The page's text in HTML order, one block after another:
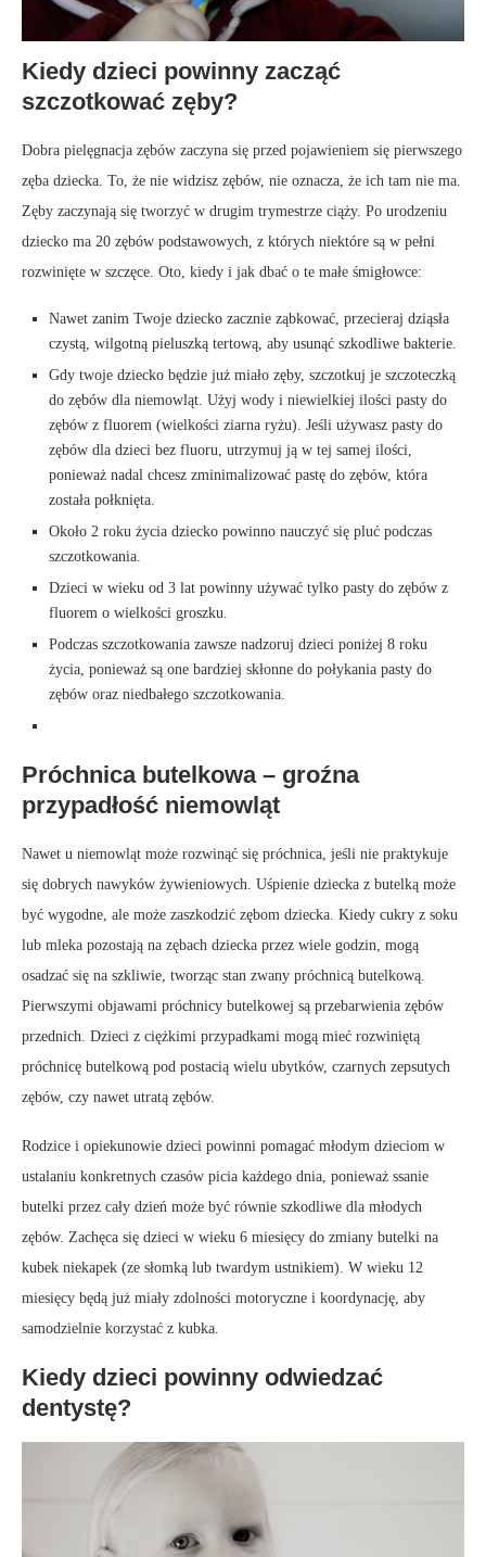
Kiedy dzieci powinny zacząć
szczotkować zęby?
Dobra pielęgnacja zębów zaczyna się przed pojawieniem się pierwszego
zęba dziecka. To, że nie widzisz zębów, nie oznacza, że ​​ich tam nie ma.
Zęby zaczynają się tworzyć w drugim trymestrze ciąży. Po urodzeniu
dziecko ma 20 zębów podstawowych, z których niektóre są w pełni
rozwinięte w szczęce. Oto, kiedy i jak dbać o te małe śmigłowce:
Nawet zanim Twoje dziecko zacznie ząbkować, przecieraj dziąsła
czystą, wilgotną pieluszką tertową, aby usunąć szkodliwe bakterie.
Gdy twoje dziecko będzie już miało zęby, szczotkuj je szczoteczką
do zębów dla niemowląt. Użyj wody i niewielkiej ilości pasty do
zębów z fluorem (wielkości ziarna ryżu). Jeśli używasz pasty do
zębów dla dzieci bez fluoru, utrzymuj ją w tej samej ilości,
ponieważ nadal chcesz zminimalizować pastę do zębów, która
została połknięta.
Około 2 roku życia dziecko powinno nauczyć się pluć podczas
szczotkowania.
Dzieci w wieku od 3 lat powinny używać tylko pasty do zębów z
fluorem o wielkości groszku.
Podczas szczotkowania zawsze nadzoruj dzieci poniżej 8 roku
życia, ponieważ są one bardziej skłonne do połykania pasty do
zębów oraz niedbałego szczotkowania.
Próchnica butelkowa – groźna
przypadłość niemowląt
Nawet u niemowląt może rozwinąć się próchnica, jeśli nie praktykuje
się dobrych nawyków żywieniowych. Uśpienie dziecka z butelką może
być wygodne, ale może zaszkodzić zębom dziecka. Kiedy cukry z soku
lub mleka pozostają na zębach dziecka przez wiele godzin, mogą
osadzać się na szkliwie, tworząc stan zwany próchnicą butelkową.
Pierwszymi objawami próchnicy butelkowej są przebarwienia zębów
przednich. Dzieci z ciężkimi przypadkami mogą mieć rozwiniętą
próchnicę butelkową pod postacią wielu ubytków, czarnych zepsutych
zębów, czy nawet utratą zębów.
Rodzice i opiekunowie dzieci powinni pomagać młodym dzieciom w
ustalaniu konkretnych czasów picia każdego dnia, ponieważ ssanie
butelki przez cały dzień może być równie szkodliwe dla młodych
zębów. Zachęca się dzieci w wieku 6 miesięcy do zmiany butelki na
kubek niekapek (ze słomką lub twardym ustnikiem). W wieku 12
miesięcy będą już miały zdolności motoryczne i koordynację, aby
samodzielnie korzystać z kubka.
Kiedy dzieci powinny odwiedzać
dentystę?